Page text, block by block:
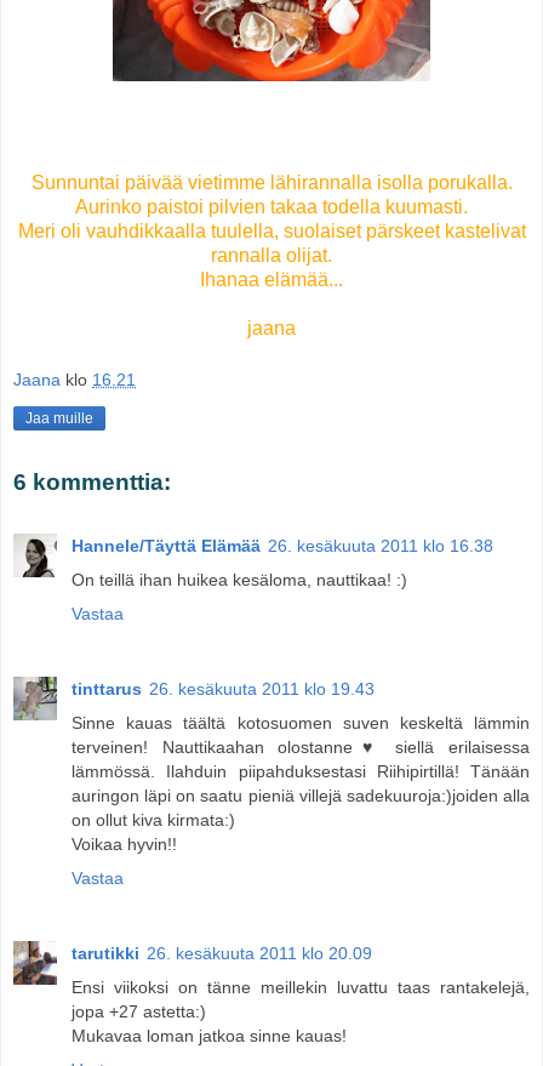
Sunnuntai päivää vietimme lähirannalla isolla porukalla.
Aurinko paistoi pilvien takaa todella kuumasti.
Meri oli vauhdikkaalla tuulella, suolaiset pärskeet kastelivat
rannalla olijat.
Ihanaa elämää...
jaana
Jaana klo 16.21
Jaa muille
6 kommenttia:
Hannele/Täyttä Elämää 26. kesäkuuta 2011 klo 16.38
On teillä ihan huikea kesäloma, nauttikaa! :)
Vastaa
tinttarus 26. kesäkuuta 2011 klo 19.43
Sinne kauas täältä kotosuomen suven keskeltä lämmin
terveinen! Nauttikaahan olostanne♥ siellä erilaisessa
lämmössä. Ilahduin piipahduksestasi Riihipirtillä! Tänään
auringon läpi on saatu pieniä villejä sadekuuroja:)joiden alla
on ollut kiva kirmata:)
Voikaa hyvin!!
Vastaa
tarutikki 26. kesäkuuta 2011 klo 20.09
Ensi viikoksi on tänne meillekin luvattu taas rantakelejä,
jopa +27 astetta:)
Mukavaa loman jatkoa sinne kauas!